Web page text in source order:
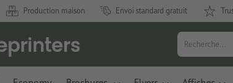
Production maison Envoi standard gratuit